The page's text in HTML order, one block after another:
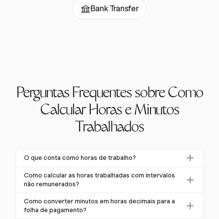
Bank Transfer
Perguntas Frequentes sobre Como
Calcular Horas e Minutos
Trabalhados
O que conta como horas de trabalho?
Horas de trabalho incluem o tempo gasto em funções
ativas, em plantão, em treinamento ou viajando entre
também são considerados horas de trabalho de
acordo com as diretrizes da FLSA.
Como calcular as horas trabalhadas com intervalos
não remunerados?
Para calcular as horas trabalhadas, subtraia os
intervalos não remunerados, geralmente de 30
Como converter minutos em horas decimais para a
folha de pagamento?